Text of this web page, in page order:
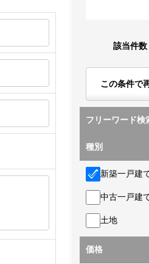
該当件数
この条件で
フリーワード検
種別
新築一戸建
中古一戸建
土地
価格